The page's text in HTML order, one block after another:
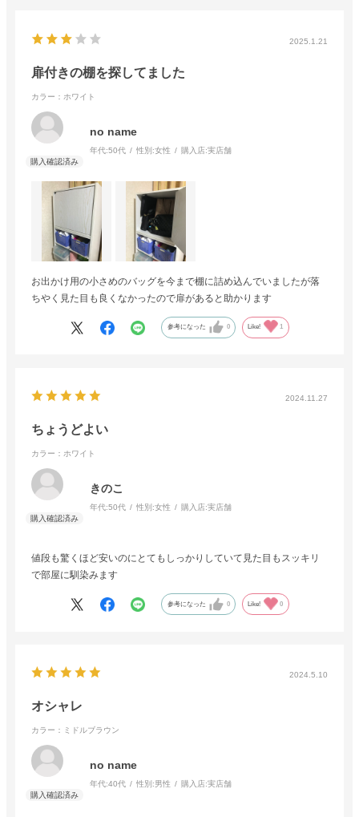
2025.1.21
扉付きの棚を探してました
カラー：ホワイト
no name
年代:50代 性別:女性 購入店:実店舗
お出かけ用の小さめのバッグを今まで棚に詰め込んでいましたが落
ちやく見た目も良くなかったので扉があると助かります
参考になった 0 Like! 1
2024.11.27
ちょうどよい
カラー：ホワイト
きのこ
年代:50代 性別:女性 購入店:実店舗
値段も驚くほど安いのにとてもしっかりしていて見た目もスッキリ
で部屋に馴染みます
参考になった 0 Like! 0
2024.5.10
オシャレ
カラー：ミドルブラウン
no name
年代:40代 性別:男性 購入店:実店舗